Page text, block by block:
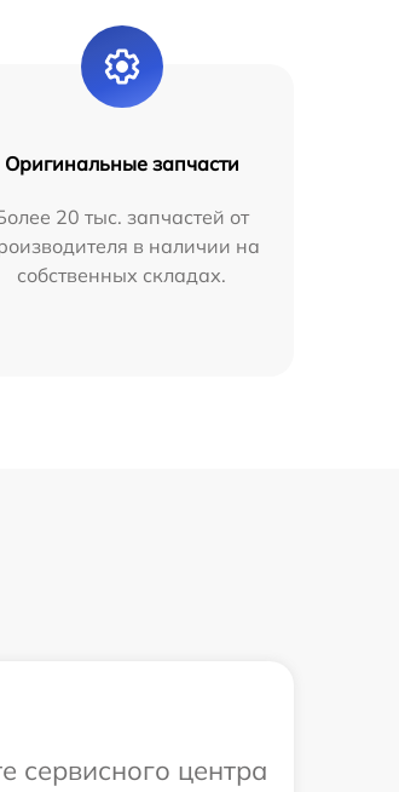
Оригинальные запчасти
20 тыс. запчастей от
в наличии на
собственных складах.
сервисного центра